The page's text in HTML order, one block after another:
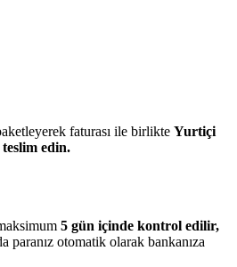
faturası ile birlikte Yurtiçi
edin.
5 gün içinde kontrol edilir,
paranız otomatik olarak bankanıza